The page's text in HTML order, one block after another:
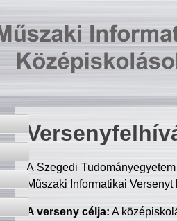
A Szegedi
Műszaki Informatikai
A verseny célja: A